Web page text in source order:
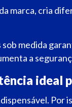
marca, cria
medida
a
ideal
Por